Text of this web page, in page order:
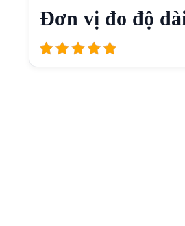
Đơn vị đo độ